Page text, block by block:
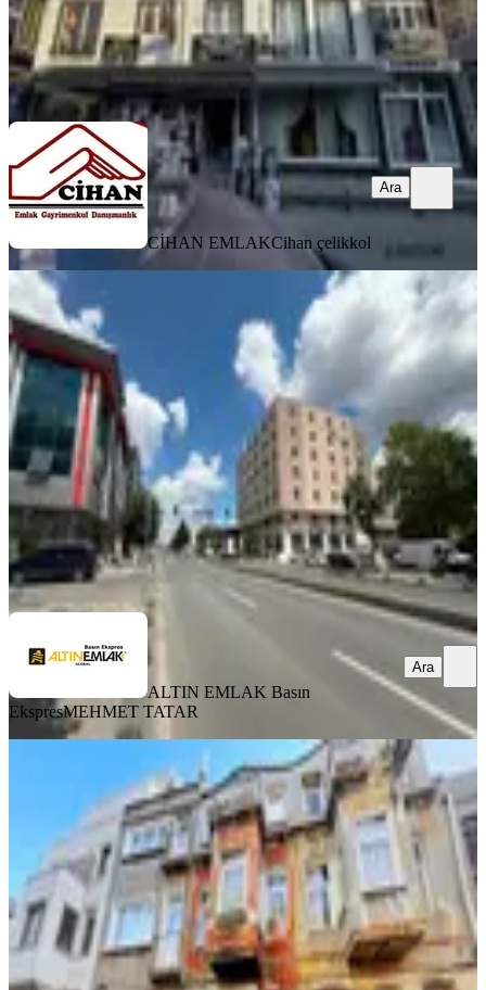
CİHAN EMLAK Cihan çelikkol
Ara
CİHAN EMLAKCihan çelikkol
Ara
KREDİYE
UYGUN
Mahmutbey Yolunda Tabela Değeri
Yüksek Prestijli Satılık Bina
İstanbul, Bağcılar
2 Oda· 31.07.2026
76.000.000 ₺
ALTIN EMLAK Basın EkspresMEHMET TATAR
Ara
ALTIN EMLAK Basın
EkspresMEHMET TATAR
Ara
Fatih Aksaray Yenikapıda Satılık 3
Katlı Bina Halil Güler
İstanbul, Fatih
1 Oda·46 m²· 31.07.2026
5.852.000 ₺